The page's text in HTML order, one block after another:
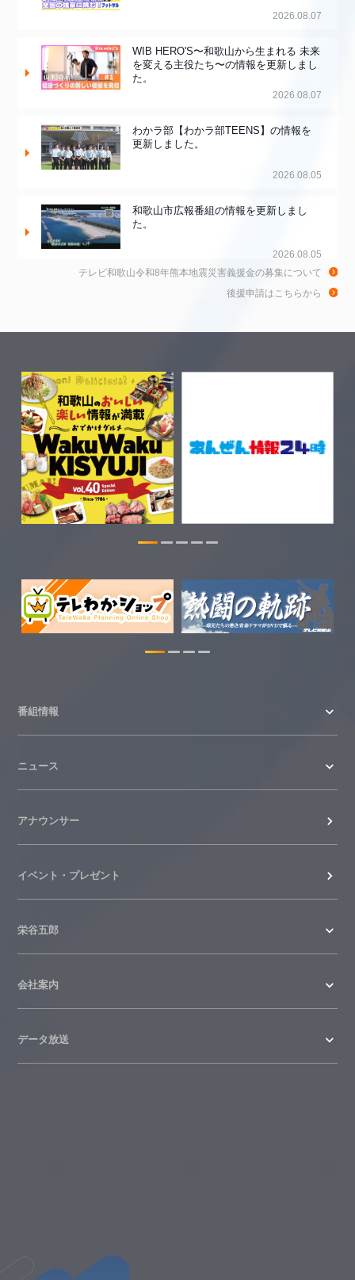
2026.08.07
WIB HERO'S〜和歌山から生まれる 未来
を変える主役たち〜の情報を更新しまし
た。
2026.08.07
わかラ部【わかラ部TEENS】の情報を
更新しました。
2026.08.05
和歌山市広報番組の情報を更新しまし
た。
2026.08.05
和歌山de乾杯！の情報を更新しました。
2026.08.04
WTV NEWS6【WAKAYAMA SDGs】の
情報を更新しました。
特別番組【8月】の情報を更新しました。
WTV NEWS6【ここ押し！】の情報を更
新しました。
テレビ和歌山令和8年熊本地震災害義援金の募集について
後援申請はこちらから
番組情報
ニュース
アナウンサー
イベント・プレゼント
栄谷五郎
会社案内
データ放送